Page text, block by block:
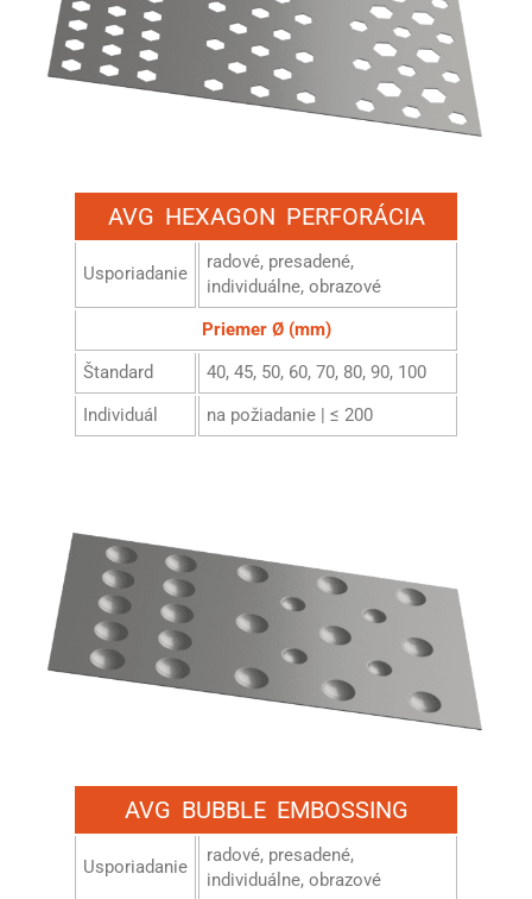
AVG HEXAGON PERFORÁCIA
Usporiadanie
radové, presadené,
individuálne, obrazové
Priemer Ø (mm)
Štandard
40, 45, 50, 60, 70, 80, 90, 100
Individuál
na požiadanie | ≤ 200
AVG BUBBLE EMBOSSING
Usporiadanie
radové, presadené,
individuálne, obrazové